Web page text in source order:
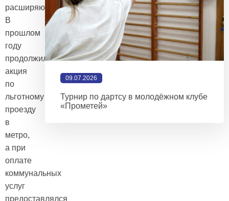
расширяются.
В
прошлом
году
продолжилась
акция
по
льготному
проезду
в
метро,
а при
оплате
коммунальных
услуг
предоставлялся
09.07.2026
Турнир по дартсу в молодёжном клубе
«Прометей»